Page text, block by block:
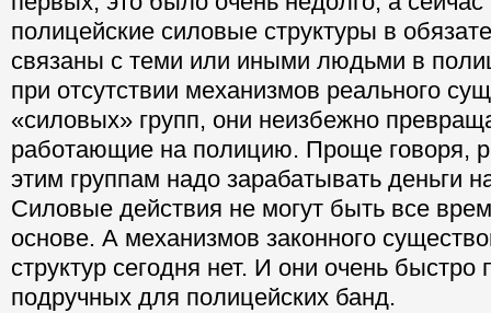
полицейские силовые структуры в
связаны с теми или иными людьми в
при отсутствии механизмов реального
«силовых» групп, они неизбежно
работающие на полицию. Проще говоря,
этим группам надо зарабатывать деньги
Силовые действия не могут быть все
основе. А механизмов законного
структур сегодня нет. И они очень
подручных для полицейских банд.